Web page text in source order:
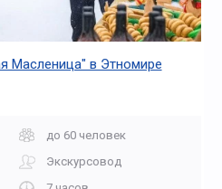
Масленица" в Этномире
до 60 человек
Экскурсовод